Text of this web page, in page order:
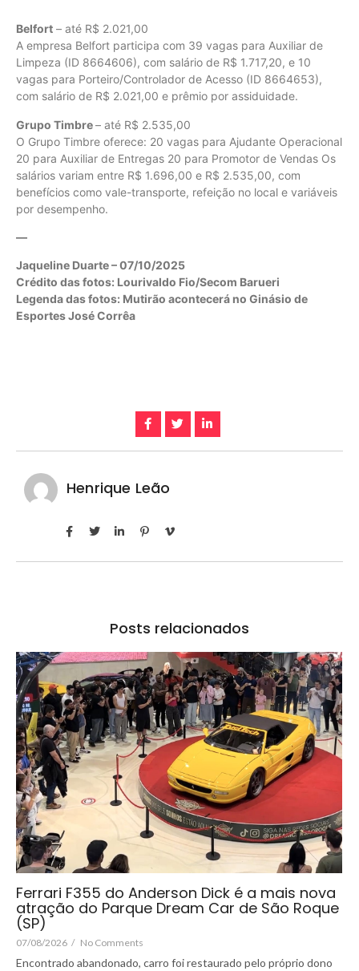
Belfort – até R$ 2.021,00
A empresa Belfort participa com 39 vagas para Auxiliar de
Limpeza (ID 8664606), com salário de R$ 1.717,20, e 10
vagas para Porteiro/Controlador de Acesso (ID 8664653),
com salário de R$ 2.021,00 e prêmio por assiduidade.
Grupo Timbre– até R$ 2.535,00
O Grupo Timbre oferece: 20 vagas para Ajudante Operacional
20 para Auxiliar de Entregas 20 para Promotor de Vendas Os
salários variam entre R$ 1.696,00 e R$ 2.535,00, com
benefícios como vale-transporte, refeição no local e variáveis
por desempenho.
—
Jaqueline Duarte – 07/10/2025
Crédito das fotos: Lourivaldo Fio/Secom Barueri
Legenda das fotos: Mutirão acontecerá no Ginásio de
Esportes José Corrêa
Henrique Leão
Posts relacionados
Ferrari F355 do Anderson Dick é a mais nova
atração do Parque Dream Car de São Roque
(SP)
07/08/2026 / No Comments
Encontrado abandonado, carro foi restaurado pelo próprio dono